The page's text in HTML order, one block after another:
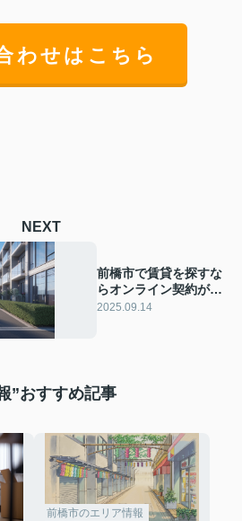
わせはこちら
NEXT
前橋市で賃貸を探すな
らオンライン契約が便
利！手続きの流れや注
2025.09.14
”おすすめ記事
前橋市のエリア情報